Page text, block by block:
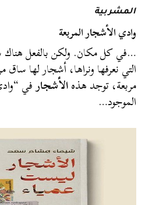
المشربية
وادي الأشجار المربعة
…في كل مكان. ولكن بالفعل
التي نعرفها ونراها، أشجار لها
مربعة، توجد هذهالأشجارفي
الموجود…